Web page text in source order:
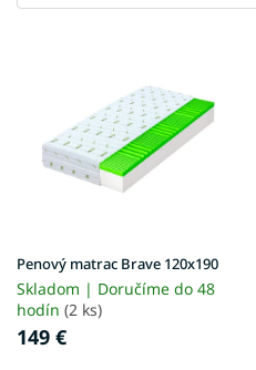
u
k
t
o
Penový matrac Brave 120x190
Skladom | Doručíme do 48
hodín (2 ks)
149 €